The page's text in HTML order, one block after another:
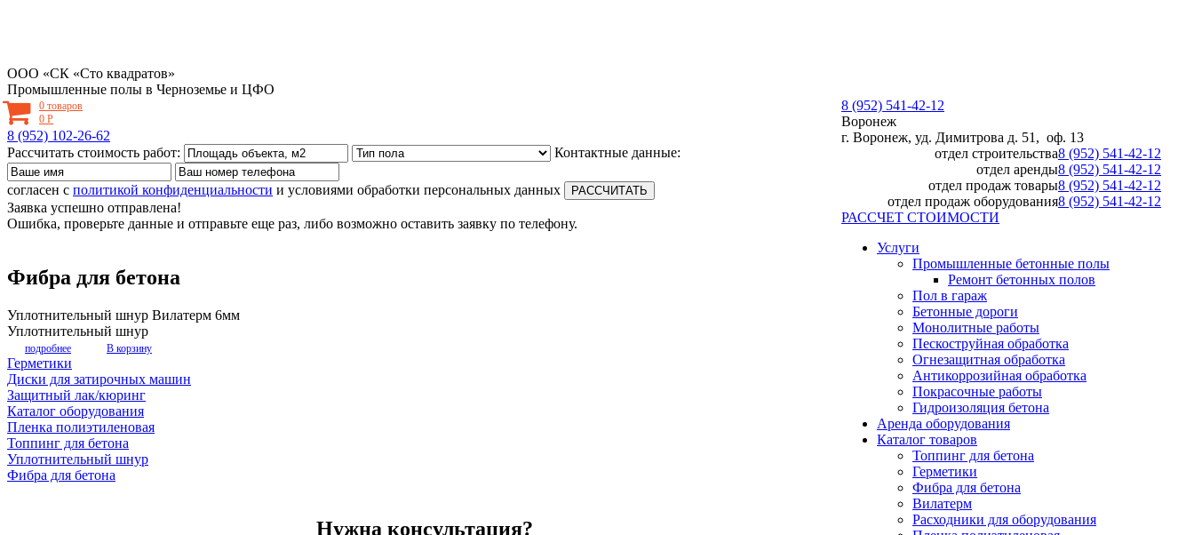
ООО «СК «Сто квадратов»
Промышленные полы в Черноземье и ЦФО
8 (952) 541-42-12
Воронеж
г. Воронеж, уд. Димитрова д. 51, оф. 13
отдел строительства8 (952) 541-42-12
отдел аренды8 (952) 541-42-12
отдел продаж товары8 (952) 541-42-12
отдел продаж оборудования8 (952) 541-42-12
РАССЧЕТ СТОИМОСТИ
Услуги
Промышленные бетонные полы
Ремонт бетонных полов
Пол в гараж
Бетонные дороги
Монолитные работы
Пескоструйная обработка
Огнезащитная обработка
Антикоррозийная обработка
Покрасочные работы
Гидроизоляция бетона
Аренда оборудования
Каталог товаров
Топпинг для бетона
Герметики
Фибра для бетона
Вилатерм
Расходники для оборудования
0 товаров
0 Р
8 (952) 102-26-62
Рассчитать стоимость работ:
Контактные данные:
согласен с политикой конфиденциальности и условиями обработки персональных данных
Заявка успешно отправлена!
Ошибка, проверьте данные и отправьте еще раз, либо возможно оставить заявку по телефону.
Фибра для бетона
Уплотнительный шнур Вилатерм 6мм
Уплотнительный шнур
подробнее В корзину
Герметики
Диски для затирочных машин
Защитный лак/кюринг
Каталог оборудования
Пленка полиэтиленовая
Топпинг для бетона
Уплотнительный шнур
Фибра для бетона
Нужна консультация?